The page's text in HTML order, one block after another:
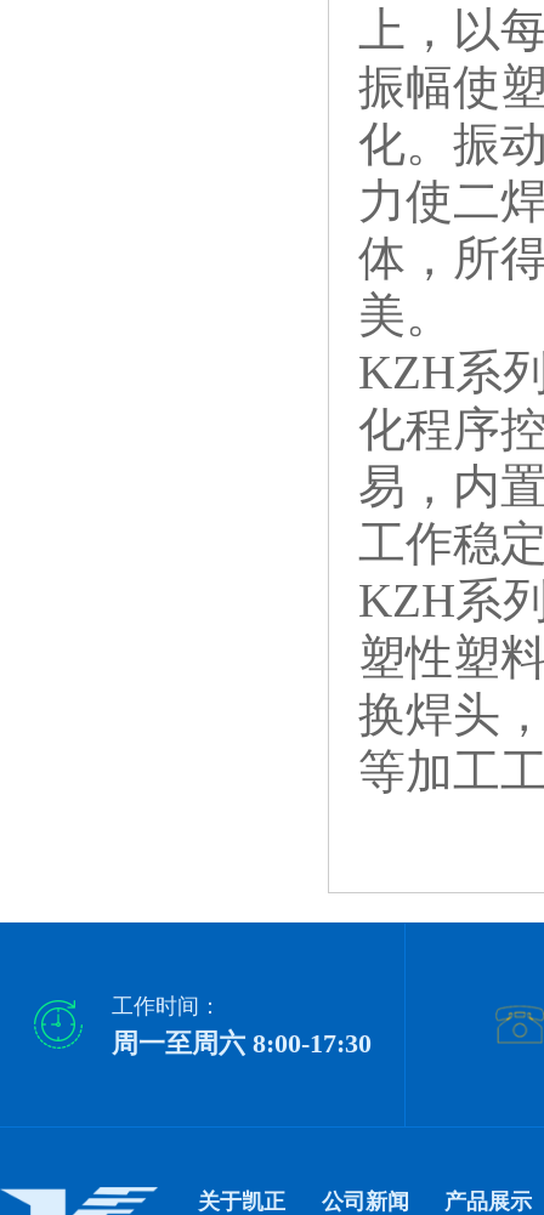
上，以
振幅使
化。振
力使二
体，所
美。
KZH系
化程序
易，内
工作稳
KZH系
塑性塑
换焊头
等加工
工作时间：
周一至周六 8:00-17:30
关于凯正 公司新闻 产品展示